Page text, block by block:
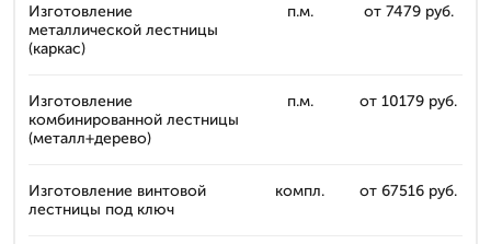
Изготовление
металлической лестницы
(каркас)
п.м. от 7479 руб.
Изготовление
комбинированной лестницы
(металл+дерево)
п.м. от 10179 руб.
Изготовление винтовой
лестницы под ключ
компл. от 67516 руб.